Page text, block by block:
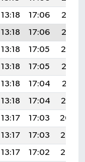
13:18 17:06
20:16
13:18 17:06
20:15
13:18 17:05
20:14
13:18 17:05
20:13
13:18 17:04
20:11
13:18 17:04
20:10
13:17 17:03
20:09
13:17 17:03
20:08
13:17 17:02
20:06